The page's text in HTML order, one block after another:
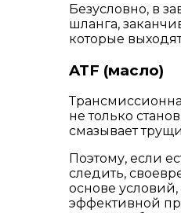
Безусловно, в
шланга,
которые
ATF (масло)
не только
смазывает
Поэтому, если
следить,
основе
эффективной